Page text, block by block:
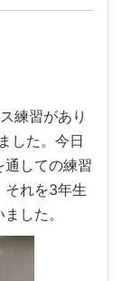
練習があり
した。今日
しての練習
それを3年生
した。